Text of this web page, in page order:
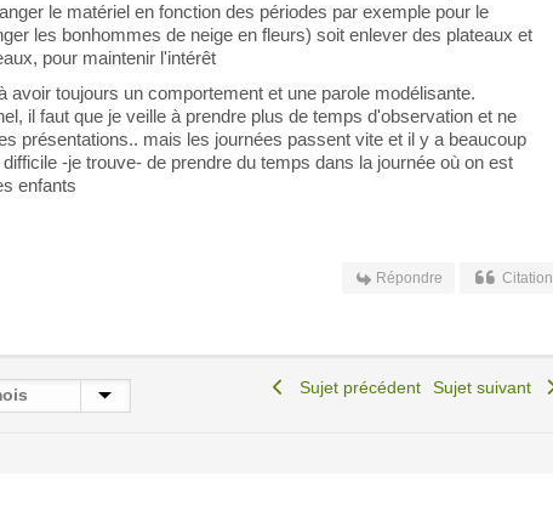
le matériel en fonction des périodes par exemple pour le
les bonhommes de neige en fleurs) soit enlever des plateaux et
pour maintenir l'intérêt
avoir toujours un comportement et une parole modélisante.
il faut que je veille à prendre plus de temps d'observation et ne
présentations.. mais les journées passent vite et il y a beaucoup
-je trouve- de prendre du temps dans la journée où on est
enfants
Répondre Citation
Sujet précédent Sujet suivant